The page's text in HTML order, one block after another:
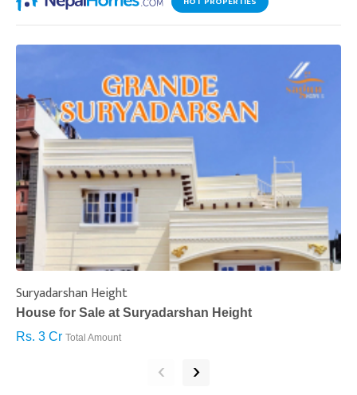
Suryadarshan Height
House for Sale at Suryadarshan Height
Rs. 3 Cr Total Amount
‹ ›